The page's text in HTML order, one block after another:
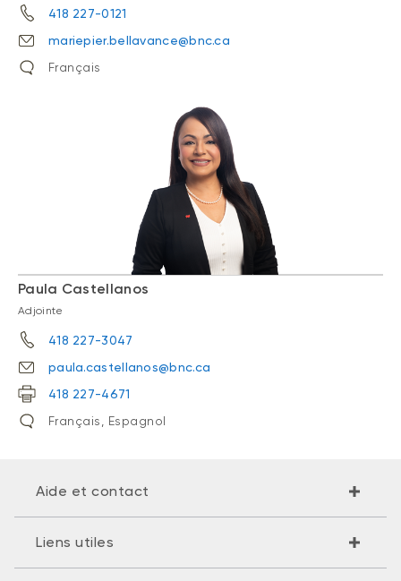
418 227-0121
mariepier.bellavance@bnc.ca
Français
Paula Castellanos
Adjointe
418 227-3047
paula.castellanos@bnc.ca
418 227-4671
Français, Espagnol
Aide et contact
Liens utiles